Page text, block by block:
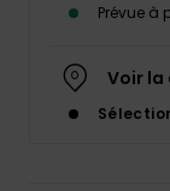
Prévue à
Voir la